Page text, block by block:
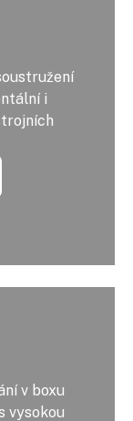
i
v boxu
vysokou